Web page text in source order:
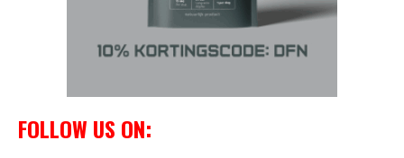
FOLLOW US ON: